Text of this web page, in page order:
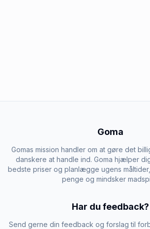
Goma
Gomas mission handler om at gøre det
danskere at handle ind. Goma hjælper
bedste priser og planlægge ugens
penge og mindsker
Har du feedback?
Send gerne din feedback og forslag til